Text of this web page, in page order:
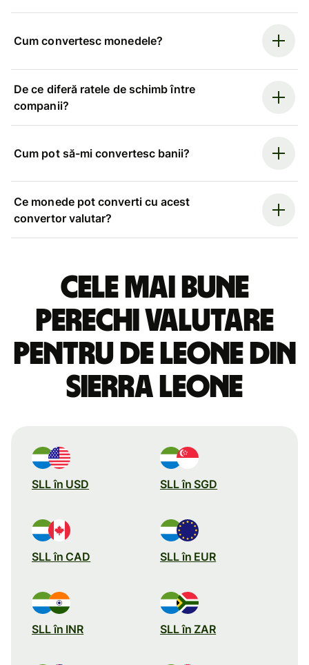
Cum convertesc monedele?
De ce diferă ratele de schimb între
companii?
Cum pot să-mi convertesc banii?
Ce monede pot converti cu acest
convertor valutar?
Cele mai bune
perechi valutare
pentru de leone din
Sierra Leone
SLL în USD SLL în SGD
SLL în CAD SLL în EUR
SLL în INR SLL în ZAR